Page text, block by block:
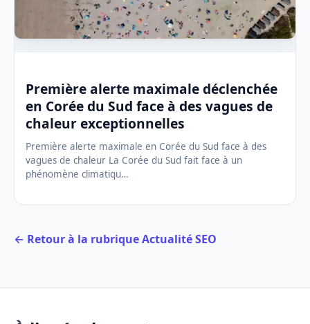
Première alerte maximale déclenchée
en Corée du Sud face à des vagues de
chaleur exceptionnelles
Première alerte maximale en Corée du Sud face à des
vagues de chaleur La Corée du Sud fait face à un
phénomène climatiqu…
← Retour à la rubrique Actualité SEO